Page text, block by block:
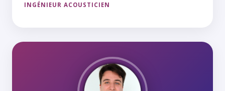
INGÉNIEUR ACOUSTICIEN